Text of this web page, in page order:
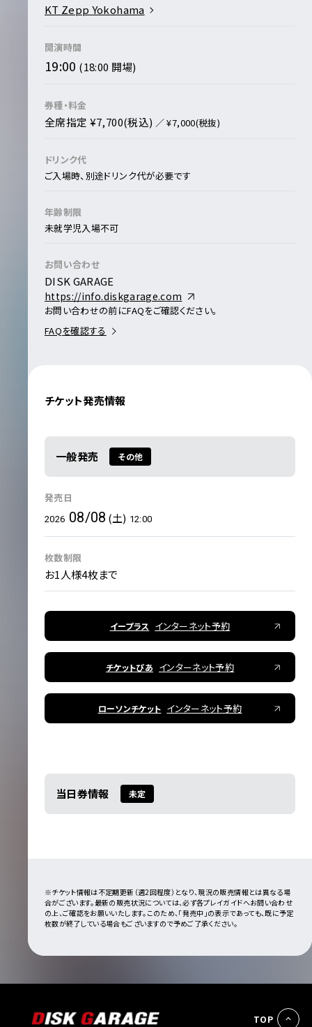
KT Zepp Yokohama
開演時間
19:00 (18:00 開場)
券種・料金
全席指定 ¥7,700(税込) ／ ¥7,000(税抜)
ドリンク代
ご入場時、別途ドリンク代が必要です
年齢制限
未就学児入場不可
お問い合わせ
DISK GARAGE
https://info.diskgarage.com
お問い合わせの前にFAQをご確認ください。
FAQを確認する
チケット発売情報
一般発売 その他
発売日
2026 08/08 (土) 12:00
枚数制限
お1人様4枚まで
イープラス インターネット予約
チケットぴあ インターネット予約
ローソンチケット インターネット予約
当日券情報 未定
※チケット情報は不定期更新（週2回程度）となり、現況の販売情報とは異なる場
合がございます。最新の販売状況については、必ず各プレイガイドへお問い合わせ
の上、ご確認をお願いいたします。このため、「発売中」の表示であっても、既に予定
枚数が終了している場合もございますので予めご了承ください。
TOP